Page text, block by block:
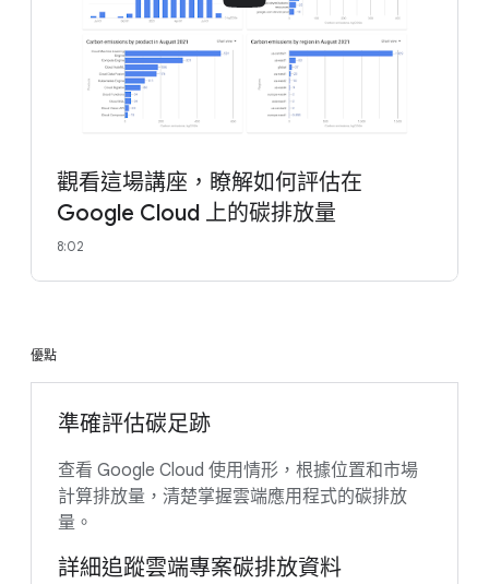
觀看這場講座，瞭解如何評估在
Google Cloud 上的碳排放量
8:02
優點
準確評估碳足跡
查看 Google Cloud 使用情形，根據位置和市場
計算排放量，清楚掌握雲端應用程式的碳排放
量。
詳細追蹤雲端專案碳排放資料